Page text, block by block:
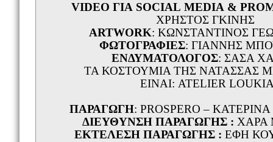
VIDEO ΓΙΑ SOCIAL MEDIA&
ΧΡΗΣΤΟΣ ΓΚΙΝΗΣ
ARTWORK: ΚΩΝΣΤΑΝΤΙΝΟΣ
ΦΩΤΟΓΡΑΦΙΕΣ: ΓΙΑΝΝΗΣ
ΕΝΔΥΜΑΤΟΛΟΓΟΣ: ΣΑΣΑ
ΤΑ ΚΟΣΤΟΥΜΙΑ ΤΗΣ ΝΑΤΑΣΣΑΣ
ΕΙΝΑΙ: ATELIER
ΠΑΡΑΓΩΓΗ: PROSPERO –
ΔΙΕΥΘΥΝΣΗ ΠΑΡΑΓΩΓΗΣ :ΧΑΡΑ
ΕΚΤΕΛΕΣΗ ΠΑΡΑΓΩΓΗΣ : ΕΦΗ